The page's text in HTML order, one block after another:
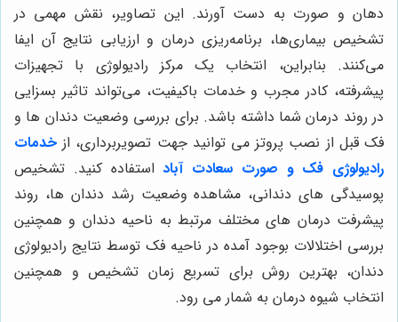
دهان و صورت به دست آورند. این تصاویر، نقش مهمی در
تشخیص بیماری‌ها، برنامه‌ریزی درمان و ارزیابی نتایج آن ایفا
می‌کنند. بنابراین، انتخاب یک مرکز رادیولوژی با تجهیزات
پیشرفته، کادر مجرب و خدمات باکیفیت، می‌تواند تاثیر بسزایی
در روند درمان شما داشته باشد. برای بررسی وضعیت دندان ها و
فک قبل از نصب پروتز می توانید جهت تصویربرداری، از خدمات
رادیولوژی فک و صورت سعادت آباداستفاده کنید. تشخیص
پوسیدگی های دندانی، مشاهده وضعیت رشد دندان ها، روند
پیشرفت درمان های مختلف مرتبط به ناحیه دندان و همچنین
بررسی اختلالات بوجود آمده در ناحیه فک توسط نتایج رادیولوژی
دندان، بهترین روش برای تسریع زمان تشخیص و همچنین
انتخاب شیوه درمان به شمار می رود.